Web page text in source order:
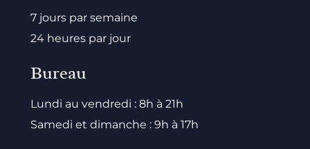
7 jours par semaine
24 heures par jour
Bureau
Lundi au vendredi : 8h à 21h
Samedi et dimanche : 9h à 17h